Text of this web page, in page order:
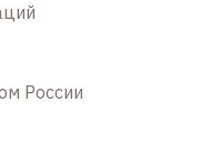
России